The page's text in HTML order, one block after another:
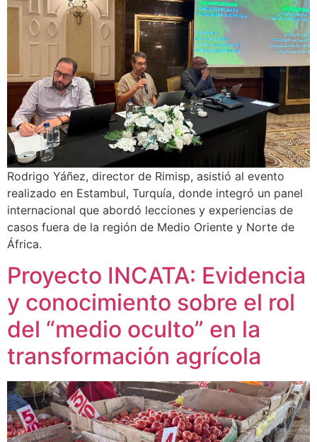
Rodrigo Yáñez, director de Rimisp, asistió al evento
realizado en Estambul, Turquía, donde integró un panel
internacional que abordó lecciones y experiencias de
casos fuera de la región de Medio Oriente y Norte de
África.
Proyecto INCATA: Evidencia
y conocimiento sobre el rol
del “medio oculto” en la
transformación agrícola